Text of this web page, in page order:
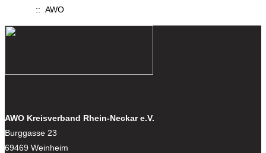
:: AWO
AWO Kreisverband Rhein-Neckar e.V.
Burggasse 23
69469 Weinheim